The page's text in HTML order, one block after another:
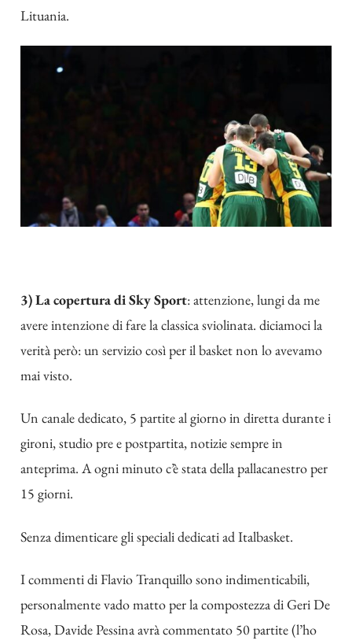
Lituania.
3) La copertura di Sky Sport: attenzione, lungi da me
avere intenzione di fare la classica sviolinata. diciamoci la
verità però: un servizio così per il basket non lo avevamo
mai visto.
Un canale dedicato, 5 partite al giorno in diretta durante i
gironi, studio pre e postpartita, notizie sempre in
anteprima. A ogni minuto c’è stata della pallacanestro per
15 giorni.
Senza dimenticare gli speciali dedicati ad Italbasket.
I commenti di Flavio Tranquillo sono indimenticabili,
personalmente vado matto per la compostezza di Geri De
Rosa, Davide Pessina avrà commentato 50 partite (l’ho